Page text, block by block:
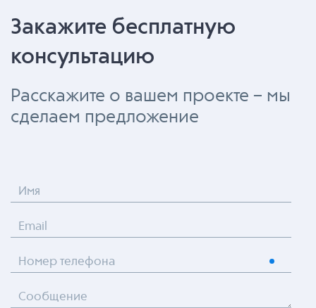
Закажите бесплатную
консультацию
Расскажите о вашем проекте – мы
сделаем предложение
Имя
Email
Номер телефона
Сообщение